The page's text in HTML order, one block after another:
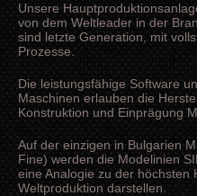
Unsere
von dem Weltleader in der
sind letzte Generation, mit
Prozesse.
Die leistungsfähige Software
Maschinen erlauben die
Konstruktion und Einprägung
Auf der einzigen in Bulgarien
Fine) werden die Modelinien
eine Analogie zu der höchsten
Weltproduktion darstellen.